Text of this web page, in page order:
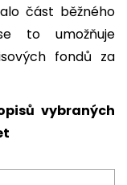
část běžného
to umožňuje
fondů za
vybraných